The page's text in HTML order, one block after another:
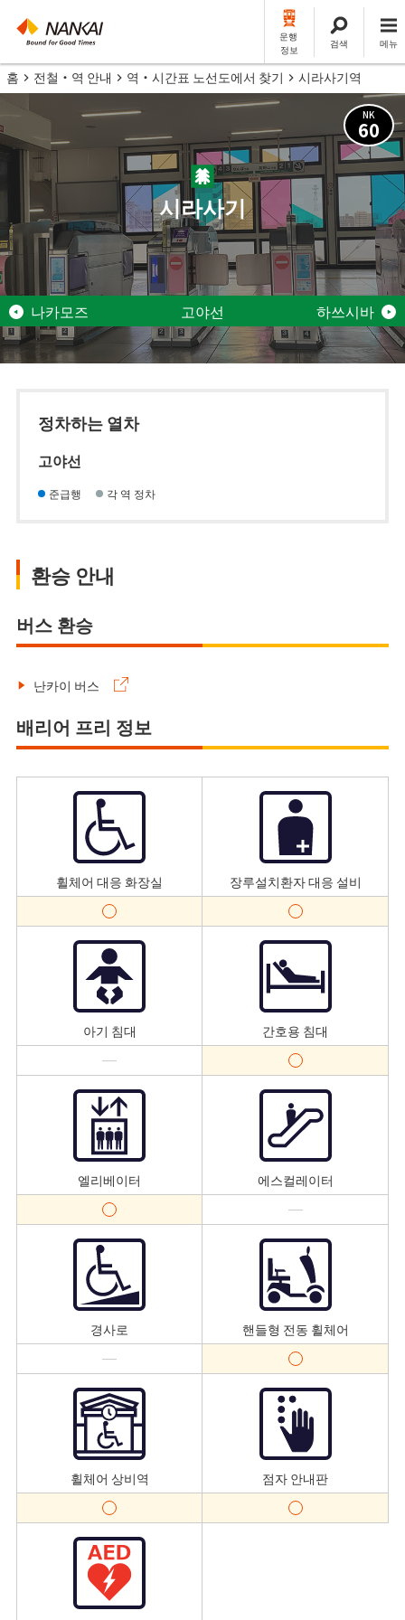
운행
정보
검색 메뉴
홈 전철・역 안내 역・시간표 노선도에서 찾기 시라사기역
NK
60
시라사기
나카모즈 고야선 하쓰시바
정차하는 열차
고야선
준급행 각 역 정차
환승 안내
버스 환승
난카이 버스
배리어 프리 정보
휠체어 대응 화장실 장루설치환자 대응 설비
아기 침대 간호용 침대
엘리베이터 에스컬레이터
경사로 핸들형 전동 휠체어
휠체어 상비역 점자 안내판